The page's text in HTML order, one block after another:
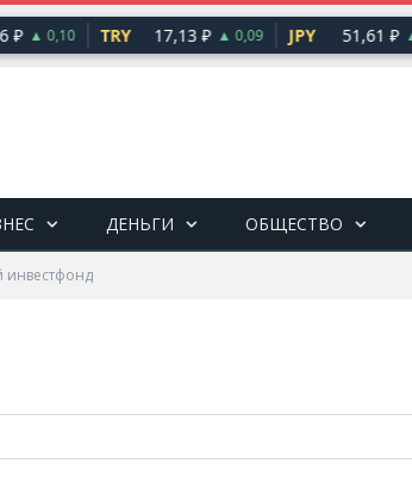
₽ ▲ 0,10 TRY 17,13 ₽ ▲ 0,09 JPY 51,61 ₽ ▲
ДЕНЬГИ ОБЩЕСТВО
инвестфонд